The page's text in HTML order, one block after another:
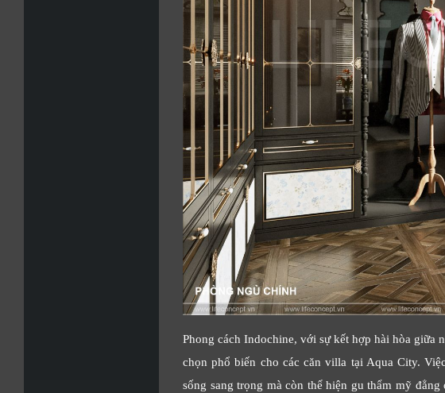
Phong cách Indochine, với sự kết hợp hài hòa giữa
chọn phổ biến cho các căn villa tại Aqua City.
sống sang trọng mà còn thể hiện gu thẩm mỹ